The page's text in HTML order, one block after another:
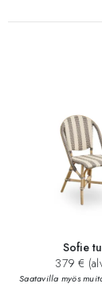
Sofie
379 €
Saatavilla myös